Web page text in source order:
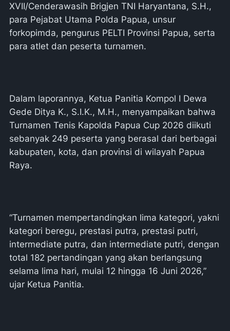
XVII/Cenderawasih Brigjen TNI Haryantana, S.H.,
para Pejabat Utama Polda Papua, unsur
forkopimda, pengurus PELTI Provinsi Papua, serta
para atlet dan peserta turnamen.
Dalam laporannya, Ketua Panitia Kompol I Dewa
Gede Ditya K., S.I.K., M.H., menyampaikan bahwa
Turnamen Tenis Kapolda Papua Cup 2026 diikuti
sebanyak 249 peserta yang berasal dari berbagai
kabupaten, kota, dan provinsi di wilayah Papua
Raya.
“Turnamen mempertandingkan lima kategori, yakni
kategori beregu, prestasi putra, prestasi putri,
intermediate putra, dan intermediate putri, dengan
total 182 pertandingan yang akan berlangsung
selama lima hari, mulai 12 hingga 16 Juni 2026,”
ujar Ketua Panitia.